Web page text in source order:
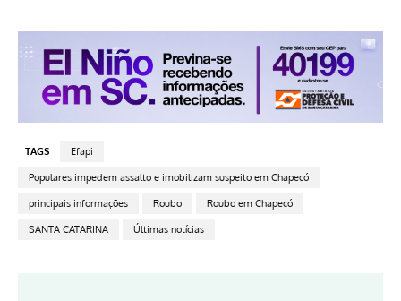
TAGS Efapi
Populares impedem assalto e imobilizam suspeito em Chapecó
principais informações Roubo Roubo em Chapecó
SANTA CATARINA Últimas notícias